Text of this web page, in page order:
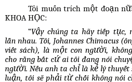
Tôi muốn trích một đoạn
KHOA HỌC:
“Vậy chúng ta hãy tiếp
lẫn nhau. Tôi, Johannes Chimacus
viết sách), là một con người,
cho rằng bất cứ ai tôi đang nói
người. Nếu anh ta chỉ là kẻ lý thuyết
luận, tôi sẽ phải từ chối không nói